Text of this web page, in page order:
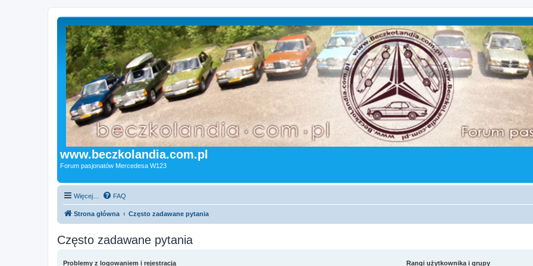
www.beczkolandia.com.pl
Forum pasjonatów Mercedesa W123
Więcej… FAQ
Strona główna Często zadawane pytania
Często zadawane pytania
Problemy z logowaniem i rejestracją
Rangi użytkownika i grupy